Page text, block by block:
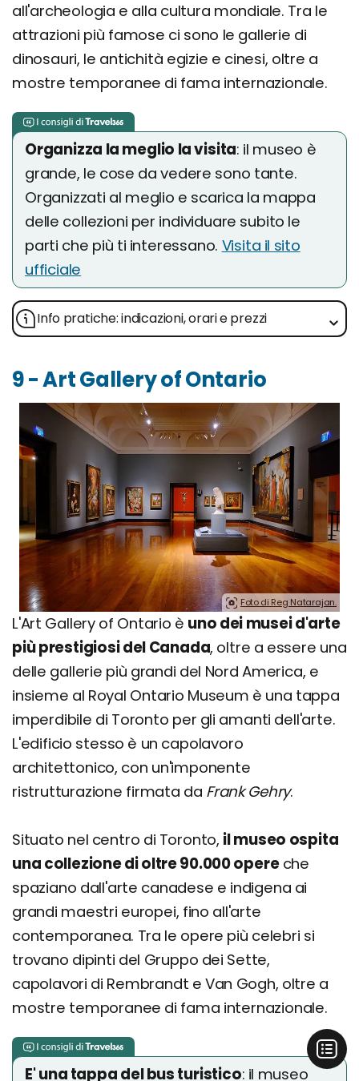
all'archeologia e alla cultura mondiale. Tra le
attrazioni più famose ci sono le gallerie di
dinosauri, le antichità egizie e cinesi, oltre a
mostre temporanee di fama internazionale.
Organizza la meglio la visita: il museo è
grande, le cose da vedere sono tante.
Organizzati al meglio e scarica la mappa
delle collezioni per individuare subito le
parti che più ti interessano. Visita il sito
ufficiale
Info pratiche: indicazioni, orari e prezzi
9 - Art Gallery of Ontario
Foto di Reg Natarajan.
L'Art Gallery of Ontario è uno dei musei d'arte
più prestigiosi del Canada, oltre a essere una
delle gallerie più grandi del Nord America, e
insieme al Royal Ontario Museum è una tappa
imperdibile di Toronto per gli amanti dell'arte.
L'edificio stesso è un capolavoro
architettonico, con un'imponente
ristrutturazione firmata da Frank Gehry.
Situato nel centro di Toronto, il museo ospita
una collezione di oltre 90.000 opereche
spaziano dall'arte canadese e indigena ai
grandi maestri europei, fino all'arte
contemporanea. Tra le opere più celebri si
trovano dipinti del Gruppo dei Sette,
capolavori di Rembrandt e Van Gogh, oltre a
mostre temporanee di fama internazionale.
E' una tappa del bus turistico: il museo